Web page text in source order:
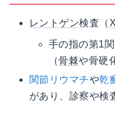
レントゲン検査（
手の指の第1
（骨棘や骨硬
関節リウマチや乾
があり、診察や検